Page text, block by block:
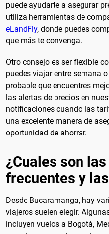
puede ayudarte a asegurar
utiliza herramientas de
eLandFly, donde puedes
que más te convenga.
Otro consejo es ser flexible
puedes viajar entre semana
probable que encuentres
las alertas de precios en
notificaciones cuando las
una excelente manera de
oportunidad de ahorrar.
¿Cuales son
frecuentes y
Desde Bucaramanga, hay
viajeros suelen elegir.
incluyen vuelos a Bogotá,